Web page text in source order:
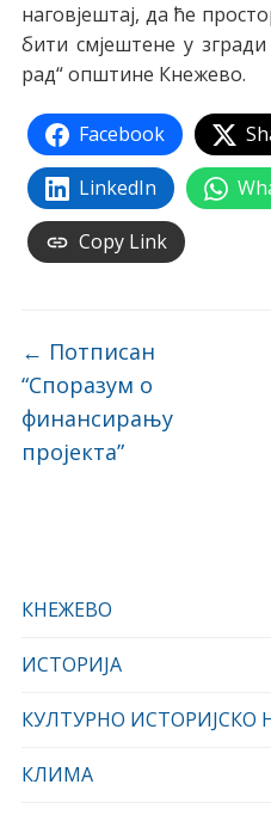
КНЕЖЕВО
ИСТОРИЈА
КУЛТУРНО ИСТОРИЈСКО
КЛИМА
наговјештај, да ће
бити смјештене у
рад“ општине Кнежево.
Facebook
LinkedIn
Copy Link
← Потписан
“Споразум о
финансирању
пројекта”